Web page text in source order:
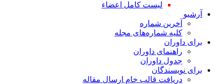
لیست کامل اعضاء
آرشیو
آخرین شماره
کلیه شماره‌های مجله
برای داوران
راهنمای داوران
جدول داوران
برای نویسندگان
دریافت قالب خام ارسال مقاله